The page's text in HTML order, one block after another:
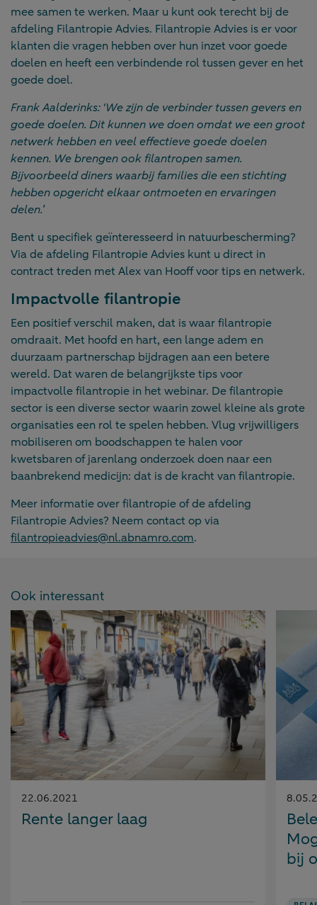
mee samen te werken. Maar u kunt ook terecht bij de
afdeling Filantropie Advies. Filantropie Advies is er voor
klanten die vragen hebben over hun inzet voor goede
doelen en heeft een verbindende rol tussen gever en het
goede doel.
Frank Aalderinks: ‘We zijn de verbinder tussen gevers en
goede doelen. Dit kunnen we doen omdat we een groot
netwerk hebben en veel effectieve goede doelen
kennen. We brengen ook filantropen samen.
Bijvoorbeeld diners waarbij families die een stichting
hebben opgericht elkaar ontmoeten en ervaringen
delen.’
Bent u specifiek geïnteresseerd in natuurbescherming?
Via de afdeling Filantropie Advies kunt u direct in
contract treden met Alex van Hooff voor tips en netwerk.
Impactvolle filantropie
Een positief verschil maken, dat is waar filantropie
omdraait. Met hoofd en hart, een lange adem en
duurzaam partnerschap bijdragen aan een betere
wereld. Dat waren de belangrijkste tips voor
impactvolle filantropie in het webinar. De filantropie
sector is een diverse sector waarin zowel kleine als grote
organisaties een rol te spelen hebben. Vlug vrijwilligers
mobiliseren om boodschappen te halen voor
kwetsbaren of jarenlang onderzoek doen naar een
baanbrekend medicijn: dat is de kracht van filantropie.
Meer informatie over filantropie of de afdeling
Filantropie Advies? Neem contact op via
filantropieadvies@nl.abnamro.com.
Ook interessant
Gepubliceerd
op:
22.06.2021
Rente langer laag
op:
bij